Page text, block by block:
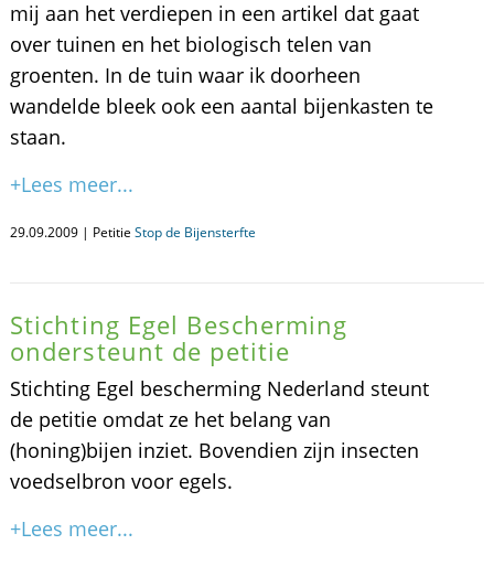
mij aan het verdiepen in een artikel dat gaat
over tuinen en het biologisch telen van
groenten. In de tuin waar ik doorheen
wandelde bleek ook een aantal bijenkasten te
staan.
+Lees meer...
29.09.2009 | Petitie Stop de Bijensterfte
Stichting Egel Bescherming
ondersteunt de petitie
Stichting Egel bescherming Nederland steunt
de petitie omdat ze het belang van
(honing)bijen inziet. Bovendien zijn insecten
voedselbron voor egels.
+Lees meer...